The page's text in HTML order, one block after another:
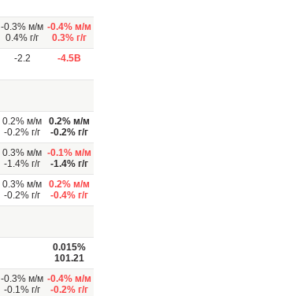
-0.3% м/м
0.4% г/г
-0.4% м/м
0.3% г/г
-2.2 -4.5B
0.2% м/м
-0.2% г/г
0.2% м/м
-0.2% г/г
0.3% м/м
-1.4% г/г
-0.1% м/м
-1.4% г/г
0.3% м/м
-0.2% г/г
0.2% м/м
-0.4% г/г
0.015%
101.21
-0.3% м/м
-0.1% г/г
-0.4% м/м
-0.2% г/г